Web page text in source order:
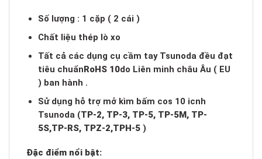
Số lượng : 1 cặp ( 2 cái )
Chất liệu thép lò xo
Tất cả các dụng cụ cầm tay Tsunoda đều đạt
tiêu chuẩnRoHS 10do Liên minh châu Âu ( EU
) ban hành .
Sử dụng hỗ trợ mở kìm bấm cos 10 icnh
Tsunoda (TP-2, TP-3, TP-5, TP-5M, TP-
5S,TP-RS, TPZ-2,TPH-5 )
Đặc điểm nổi bật: